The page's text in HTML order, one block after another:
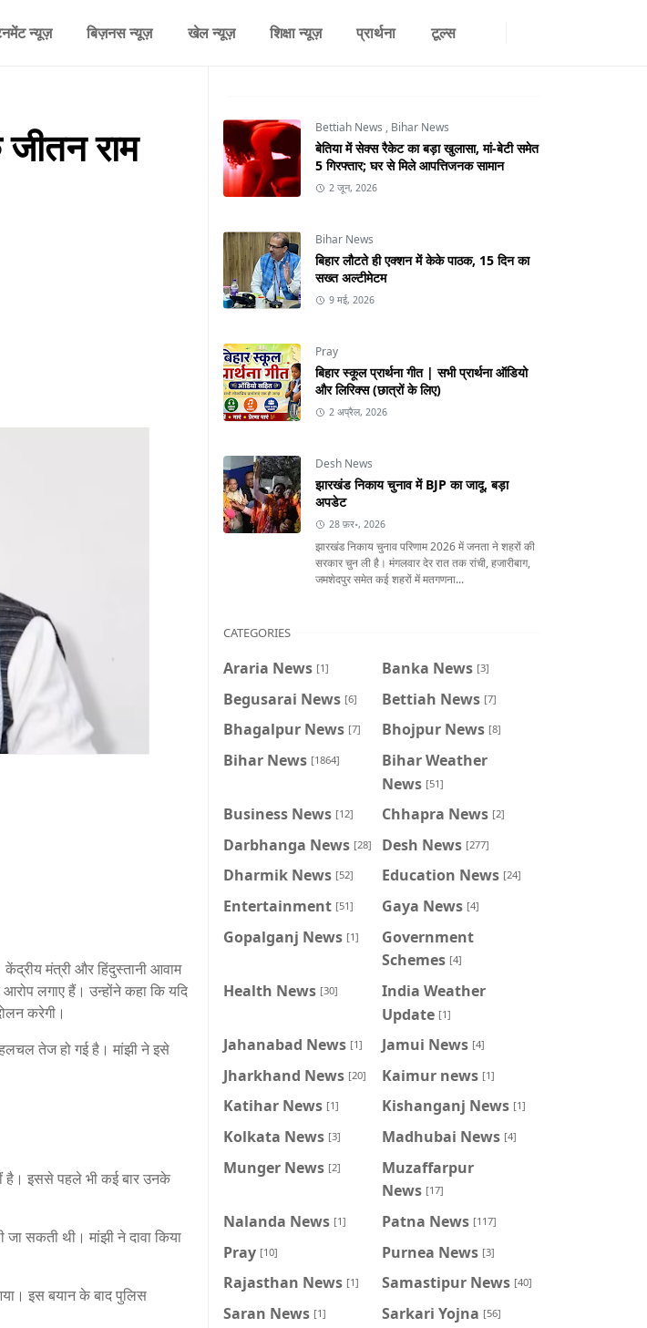
न्यूज़ बिज़नस न्यूज़ खेल न्यूज़ शिक्षा न्यूज़ प्रार्थना टूल्स
राम
केंद्रीय मंत्री और हिंदुस्तानी आवाम
लगाए हैं। उन्होंने कहा कि यदि
करेगी।
तेज हो गई है। मांझी ने इसे
है। इससे पहले भी कई बार उनके
जा सकती थी। मांझी ने दावा किया
इस बयान के बाद पुलिस
Bettiah News , Bihar News
बेतिया में सेक्स रैकेट का बड़ा खुलासा, मां-बेटी समेत
5 गिरफ्तार; घर से मिले आपत्तिजनक सामान
2 जून, 2026
Bihar News
बिहार लौटते ही एक्शन में केके पाठक, 15 दिन का
सख्त अल्टीमेटम
9 मई, 2026
Pray
बिहार स्कूल प्रार्थना गीत | सभी प्रार्थना ऑडियो
और लिरिक्स (छात्रों के लिए)
2 अप्रैल, 2026
Desh News
झारखंड निकाय चुनाव में BJP का जादू, बड़ा
अपडेट
28 फ़र॰, 2026
झारखंड निकाय चुनाव परिणाम 2026 में जनता ने शहरों की
सरकार चुन ली है। मंगलवार देर रात तक रांची, हजारीबाग,
जमशेदपुर समेत कई शहरों में मतगणना...
CATEGORIES
Araria News [1] Banka News [3]
Begusarai News [6] Bettiah News [7]
Bhagalpur News [7] Bhojpur News [8]
Bihar News [1864]
Bihar Weather
News [51]
Business News [12] Chhapra News [2]
Darbhanga News [28] Desh News [277]
Dharmik News [52] Education News [24]
Entertainment [51] Gaya News [4]
Gopalganj News [1]
Government
Schemes [4]
Health News [30]
India Weather
Update [1]
Jahanabad News [1] Jamui News [4]
Jharkhand News [20] Kaimur news [1]
Katihar News [1] Kishanganj News [1]
Kolkata News [3] Madhubai News [4]
Munger News [2]
Muzaffarpur
News [17]
Nalanda News [1] Patna News [117]
Pray [10] Purnea News [3]
Rajasthan News [1] Samastipur News [40]
Saran News [1] Sarkari Yojna [56]